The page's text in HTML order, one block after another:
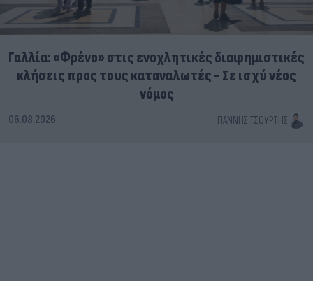
Γαλλία: «Φρένο» στις ενοχλητικές διαφημιστικές
κλήσεις προς τους καταναλωτές - Σε ισχύ νέος
νόμος
06.08.2026 ΓΙΆΝΝΗΣ ΤΣΟΎΡΤΗΣ